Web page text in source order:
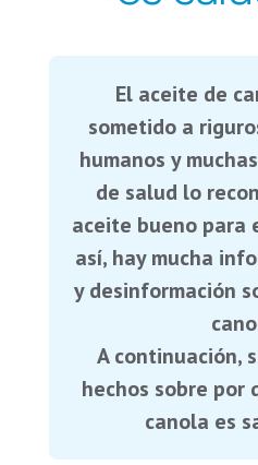
El aceite de
sometido a
humanos y
de salud lo
aceite bueno para
así, hay mucha
y desinformación
A continuación,
hechos sobre por
canola es